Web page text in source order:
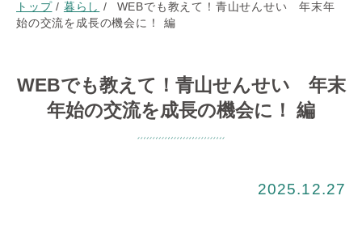
トップ / 暮らし /
WEBでも教えて！青山せんせい 年末年
始の交流を成長の機会に！ 編
WEBでも教えて！青山せんせい 年末
年始の交流を成長の機会に！ 編
2025.12.27